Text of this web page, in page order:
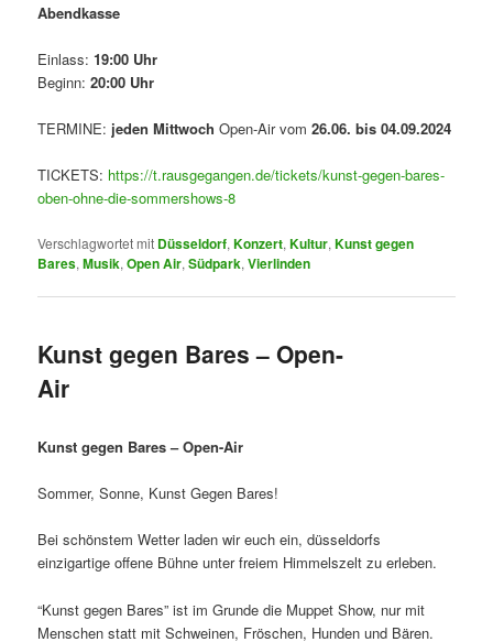
Abendkasse
Einlass:19:00 Uhr
Beginn:20:00 Uhr
TERMINE: jeden Mittwoch Open-Air vom26.06. bis 04.09.2024
TICKETS: https://t.rausgegangen.de/tickets/kunst-gegen-bares-
oben-ohne-die-sommershows-8
Verschlagwortet mit Düsseldorf,Konzert,Kultur,Kunst gegen
Bares,Musik,Open Air,Südpark,Vierlinden
Kunst gegen Bares – Open-
Air
Kunst gegen Bares – Open-Air
Sommer, Sonne, Kunst Gegen Bares!
Bei schönstem Wetter laden wir euch ein, düsseldorfs
einzigartige offene Bühne unter freiem Himmelszelt zu erleben.
“Kunst gegen Bares” ist im Grunde die Muppet Show, nur mit
Menschen statt mit Schweinen, Fröschen, Hunden und Bären.